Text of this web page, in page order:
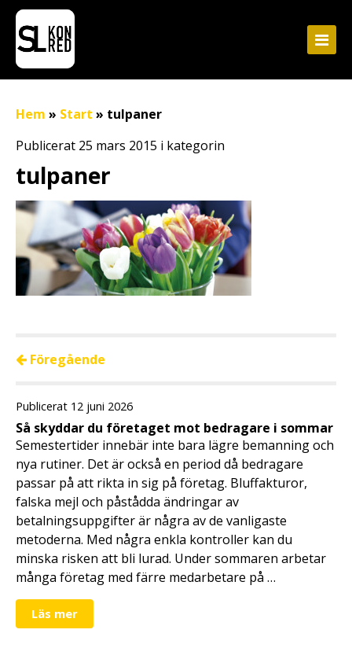
Hem » Start » tulpaner
Publicerat 25 mars 2015 i kategorin
tulpaner
Föregående
Publicerat 12 juni 2026
Så skyddar du företaget mot bedragare i sommar
Semestertider innebär inte bara lägre bemanning och
nya rutiner. Det är också en period då bedragare
passar på att rikta in sig på företag. Bluffakturor,
falska mejl och påstådda ändringar av
betalningsuppgifter är några av de vanligaste
metoderna. Med några enkla kontroller kan du
minska risken att bli lurad. Under sommaren arbetar
många företag med färre medarbetare på …
Läs mer